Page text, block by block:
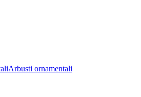
Arbusti ornamentali